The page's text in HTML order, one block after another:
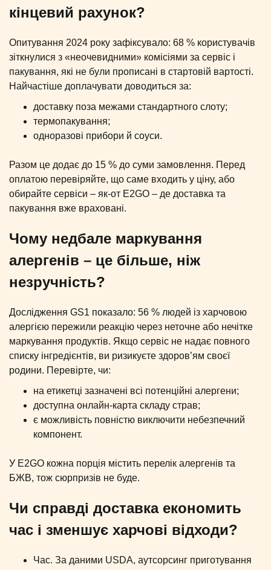
кінцевий рахунок?
Опитування 2024 року зафіксувало: 68 % користувачів
зіткнулися з «неочевидними» комісіями за сервіс і
пакування, які не були прописані в стартовій вартості.
Найчастіше доплачувати доводиться за:
доставку поза межами стандартного слоту;
термопакування;
одноразові прибори й соуси.
Разом це додає до 15 % до суми замовлення. Перед
оплатою перевіряйте, що саме входить у ціну, або
обирайте сервіси – як-от E2GO – де доставка та
пакування вже враховані.
Чому недбале маркування
алергенів – це більше, ніж
незручність?
Дослідження GS1 показало: 56 % людей із харчовою
алергією пережили реакцію через неточне або нечітке
маркування продуктів. Якщо сервіс не надає повного
списку інгредієнтів, ви ризикуєте здоров’ям своєї
родини. Перевірте, чи:
на етикетці зазначені всі потенційні алергени;
доступна онлайн-карта складу страв;
є можливість повністю виключити небезпечний
компонент.
У E2GO кожна порція містить перелік алергенів та
БЖВ, тож сюрпризів не буде.
Чи справді доставка економить
час і зменшує харчові відходи?
Час. За даними USDA, аутсорсинг приготування